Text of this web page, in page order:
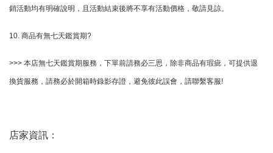
銷活動均有明確說明，且活動結束後將不享有活動價格，敬請見諒。
10. 商品有無七天鑑賞期?
>>> 本店無七天鑑賞期服務，下單前請務必三思，除非商品有瑕疵，可提供退
換貨服務，請務必於開箱時錄影存證，避免彼此誤會，請聯繫客服!
店家資訊：